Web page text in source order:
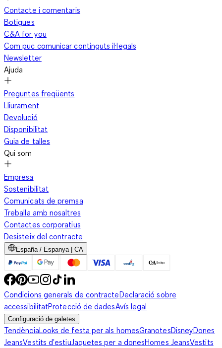
Contacte i comentaris
Botigues
C&A for you
Com puc comunicar continguts il·legals
Newsletter
Ajuda
Preguntes freqüents
Lliurament
Devolució
Disponibilitat
Guia de talles
Qui som
Empresa
Sostenibilitat
Comunicats de premsa
Treballa amb nosaltres
Contactes corporatius
Desisteix del contracte
España / Espanya | CA
Condicions generals de contracteDeclaració sobre
accessibilitatProtecció de dadesAvís legal
Configuració de galetes
TendènciaLooks de festa per als homesGranotesDisneyDones
JeansVestits d'estiuJaquetes per a donesHomes JeansVestits